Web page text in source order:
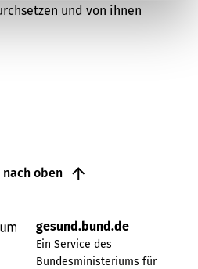
und von ihnen
oben
gesund.bund.de
Ein Service des
Bundesministeriums für